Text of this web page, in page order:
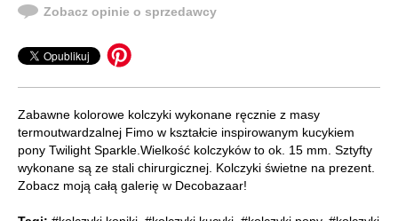
Zobacz opinie o sprzedawcy
Zabawne kolorowe kolczyki wykonane ręcznie z masy
termoutwardzalnej Fimo w kształcie inspirowanym kucykiem
pony Twilight Sparkle.Wielkość kolczyków to ok. 15 mm. Sztyfty
wykonane są ze stali chirurgicznej. Kolczyki świetne na prezent.
Zobacz moją całą galerię w Decobazaar!